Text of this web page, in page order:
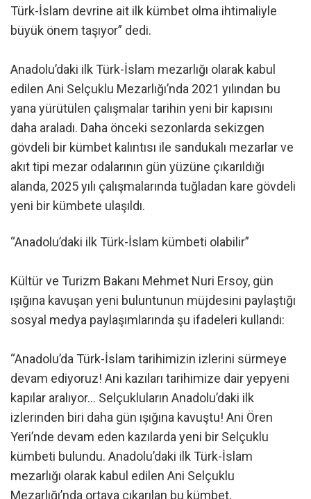
Türk-İslam devrine ait ilk kümbet olma ihtimaliyle
büyük önem taşıyor” dedi.
Anadolu’daki ilk Türk-İslam mezarlığı olarak kabul
edilen Ani Selçuklu Mezarlığı’nda 2021 yılından bu
yana yürütülen çalışmalar tarihin yeni bir kapısını
daha araladı. Daha önceki sezonlarda sekizgen
gövdeli bir kümbet kalıntısı ile sandukalı mezarlar ve
akıt tipi mezar odalarının gün yüzüne çıkarıldığı
alanda, 2025 yılı çalışmalarında tuğladan kare gövdeli
yeni bir kümbete ulaşıldı.
“Anadolu’daki ilk Türk-İslam kümbeti olabilir”
Kültür ve Turizm Bakanı Mehmet Nuri Ersoy, gün
ışığına kavuşan yeni buluntunun müjdesini paylaştığı
sosyal medya paylaşımlarında şu ifadeleri kullandı:
“Anadolu’da Türk-İslam tarihimizin izlerini sürmeye
devam ediyoruz! Ani kazıları tarihimize dair yepyeni
kapılar aralıyor… Selçukluların Anadolu’daki ilk
izlerinden biri daha gün ışığına kavuştu! Ani Ören
Yeri’nde devam eden kazılarda yeni bir Selçuklu
kümbeti bulundu. Anadolu’daki ilk Türk-İslam
mezarlığı olarak kabul edilen Ani Selçuklu
Mezarlığı’nda ortaya çıkarılan bu kümbet,